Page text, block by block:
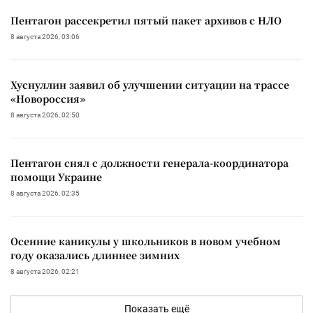
Пентагон рассекретил пятый пакет архивов с НЛО
8 августа 2026, 03:06
Хуснуллин заявил об улучшении ситуации на трассе
«Новороссия»
8 августа 2026, 02:50
Пентагон снял с должности генерала-координатора
помощи Украине
8 августа 2026, 02:35
Осенние каникулы у школьников в новом учебном
году оказались длиннее зимних
8 августа 2026, 02:21
Показать ещё